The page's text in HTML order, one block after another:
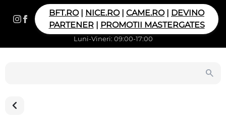
BFT.RO| NICE.RO| CAME.RO| DEVINO
PARTENER| PROMOTII MASTERGATES
Luni-Vineri: 09:00-17:00